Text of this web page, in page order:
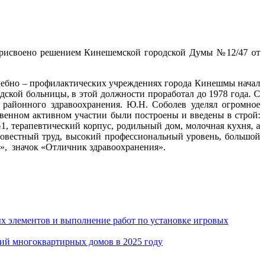
решением Кинешемской городской Думы №12/47 от
– профилактических учреждениях города Кинешмы начал
больницы, в этой должности проработал до 1978 года. С
здравоохранения. Ю.Н. Соболев уделял огромное
активном участии были построены и введены в строй:
терапевтический корпус, родильный дом, молочная кухня, а
труд, высокий профессиональный уровень, большой
значок «Отличник здравоохранения».
элементов и выполнение работ по установке игровых
многоквартирных домов в 2025 году